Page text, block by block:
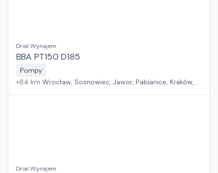
Drial Wynajem
BBA PT150 D185
Pompy
+84 km Wrocław, Sosnowiec, Jawor, Pabianice, Kraków,
Drial Wynajem